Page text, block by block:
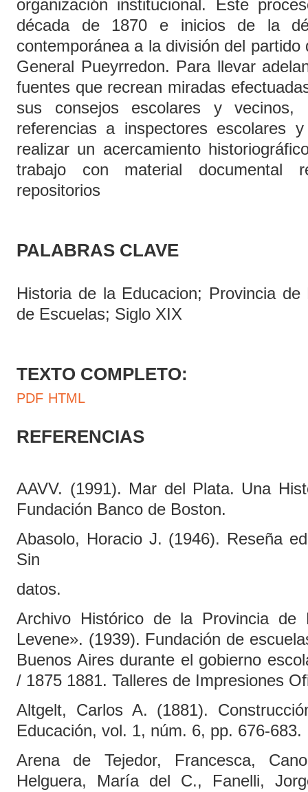
organización institucional. Este
década de 1870 e inicios de la
contemporánea a la división del
General Pueyrredon. Para llevar
fuentes que recrean miradas
sus consejos escolares y vecinos,
referencias a inspectores escolares
realizar un acercamiento
trabajo con material documental
repositorios
PALABRAS CLAVE
Historia de la Educacion; Provincia
de Escuelas; Siglo XIX
TEXTO COMPLETO:
PDF HTML
REFERENCIAS
AAVV. (1991). Mar del Plata. Una
Fundación Banco de Boston.
Abasolo, Horacio J. (1946). Reseña
Sin
datos.
Archivo Histórico de la Provincia de
Levene». (1939). Fundación de
Buenos Aires durante el gobierno
/ 1875 1881. Talleres de Impresiones
Altgelt, Carlos A. (1881).
Educación, vol. 1, núm. 6, pp. 676-683.
Arena de Tejedor, Francesca,
Helguera, María del C., Fanelli,